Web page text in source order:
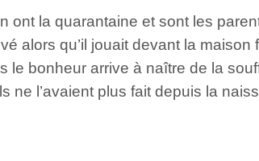
ont la quarantaine et sont les
alors qu’il jouait devant la
le bonheur arrive à naître de la
ne l’avaient plus fait depuis la